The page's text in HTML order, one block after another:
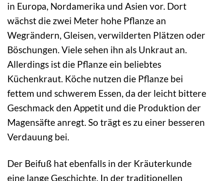
in Europa, Nordamerika und Asien vor. Dort
wächst die zwei Meter hohe Pflanze an
Wegrändern, Gleisen, verwilderten Plätzen oder
Böschungen. Viele sehen ihn als Unkraut an.
Allerdings ist die Pflanze ein beliebtes
Küchenkraut. Köche nutzen die Pflanze bei
fettem und schwerem Essen, da der leicht bittere
Geschmack den Appetit und die Produktion der
Magensäfte anregt. So trägt es zu einer besseren
Verdauung bei.
Der Beifuß hat ebenfalls in der Kräuterkunde
eine lange Geschichte. In der traditionellen